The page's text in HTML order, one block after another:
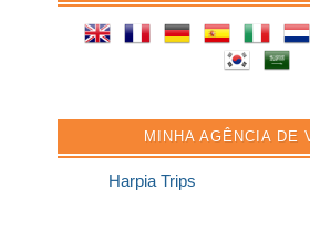
MINHA AGÊNCIA DE
Harpia Trips